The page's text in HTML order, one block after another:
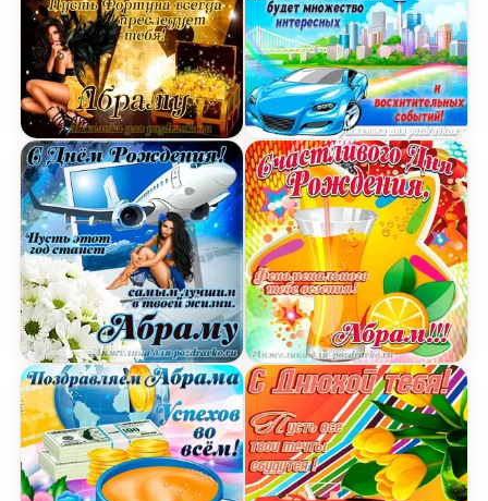
Открытка Абраму в День Рождения с сундуком
Открытка Абраму на день рождения с
Картинка с Днём
Открытка счастливого